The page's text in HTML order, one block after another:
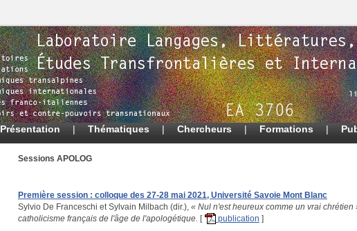
Présentation | Thématiques | Chercheurs | Formations |
Sessions APOLOG
Première session : colloque des 27-28 mai 2021, Université Savoie Mont Blanc
Sylvio De Franceschi et Sylvain Milbach (dir.), « Nul n'est heureux comme un vrai
catholicisme français de l'âge de l'apologétique. [ publication ]